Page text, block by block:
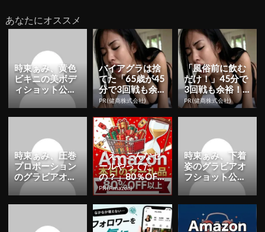
あなたにオススメ
時東ぁみ、黄色
ビキニの美ボデ
ィショット公
開！「ナイスプ
ロポーション」
バイアグラは捨
てた「65歳が45
分で3回戦も余
裕」980円で朝
まで絶好調！
PR(健商株式会社)
「風俗前に飲む
だけ！」45分で
3回戦も余裕！1
日31円で朝まで
絶好調
PR(健商株式会社)
時東ぁみ、圧巻
プロポーション
のグラビアオフ
ショット公開！
「爽やかセクシ
「え、こんなセ
ールやってた
の？」80％OFF
以上が続々登
場！Amazonの本
気が...
PR(Amazon)
時東ぁみ、下着
姿のグラビアオ
フショット公
開！「めっちゃ
綺麗」「妖艶度